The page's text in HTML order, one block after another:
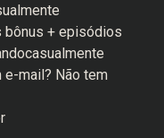
bônus + episódios
e-mail? Não tem